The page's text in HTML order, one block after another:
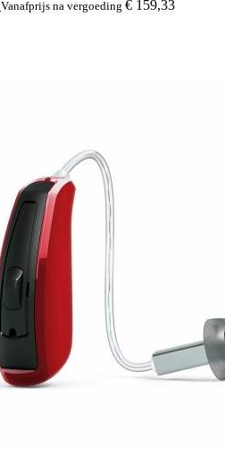
Vanafprijs na vergoeding € 159,33